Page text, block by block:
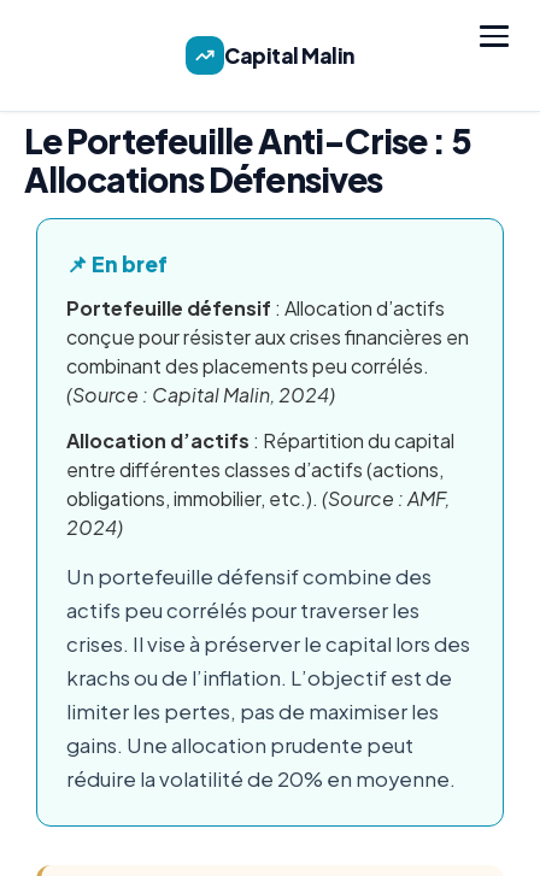
Capital Malin
Le Portefeuille Anti-Crise : 5
Allocations Défensives
📌 En bref
Portefeuille défensif : Allocation d’actifs
conçue pour résister aux crises financières en
combinant des placements peu corrélés.
(Source : Capital Malin, 2024)
Allocation d’actifs : Répartition du capital
entre différentes classes d’actifs (actions,
obligations, immobilier, etc.). (Source : AMF,
2024)
Un portefeuille défensif combine des
actifs peu corrélés pour traverser les
crises. Il vise à préserver le capital lors des
krachs ou de l’inflation. L’objectif est de
limiter les pertes, pas de maximiser les
gains. Une allocation prudente peut
réduire la volatilité de 20% en moyenne.